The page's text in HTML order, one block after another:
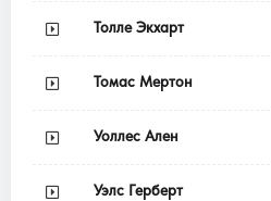
Толле Экхарт
Томас Мертон
Уоллес Ален
Уэлс Герберт